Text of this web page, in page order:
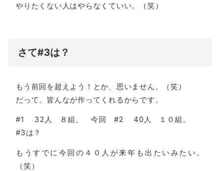
やりたくない人はやらなくていい。（笑）
さて#3は？
もう前回を超えよう！とか、思いません。（笑）
だって、皆んなが作ってくれるからです。
#1 32人 ８組、 今回 #2 40人 １０組。
#3は？
もうすでに今回の４０人が来年も出たいみたい。
（笑）